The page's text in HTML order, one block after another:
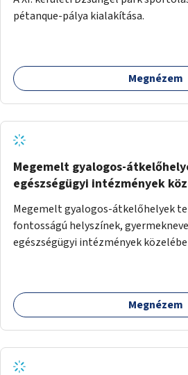
pétanque-pálya kialakítása.
Megnézem
Megemelt gyalogos-
egészségügyi intézmények
Megemelt gyalogos-átkelőhelyek
fontosságú helyszínek,
egészségügyi intézmények
Megnézem